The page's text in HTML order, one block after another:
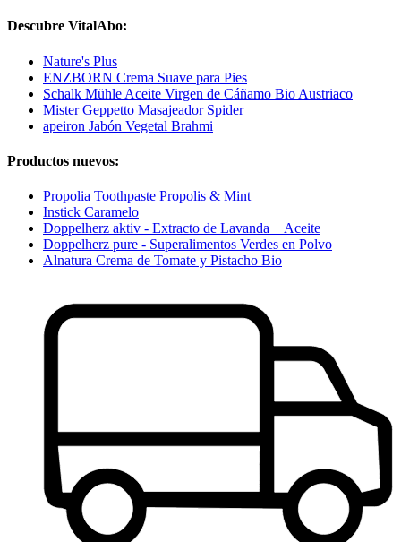
Descubre VitalAbo:
Nature's Plus
ENZBORN Crema Suave para Pies
Schalk Mühle Aceite Virgen de Cáñamo Bio Austriaco
Mister Geppetto Masajeador Spider
apeiron Jabón Vegetal Brahmi
Productos nuevos:
Propolia Toothpaste Propolis & Mint
Instick Caramelo
Doppelherz aktiv - Extracto de Lavanda + Aceite
Doppelherz pure - Superalimentos Verdes en Polvo
Alnatura Crema de Tomate y Pistacho Bio